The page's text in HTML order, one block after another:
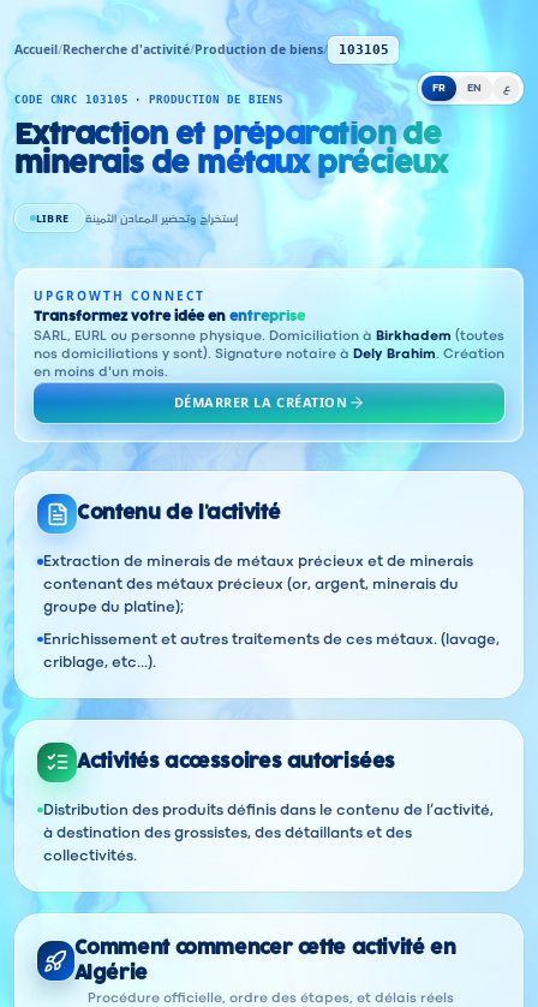
FR EN ع
Accueil/Recherche d'activité/Production de biens/ 103105
CODE CNRC 103105 · PRODUCTION DE BIENS
Extraction et préparation de
minerais de métaux précieux
LIBRE إستخراج وتحضير المعادن الثمينة
UPGROWTH CONNECT
Transformez votre idée en entreprise
SARL, EURL ou personne physique. Domiciliation à Birkhadem (toutes
nos domiciliations y sont). Signature notaire à Dely Brahim. Création
en moins d'un mois.
DÉMARRER LA CRÉATION
Contenu de l'activité
Extraction de minerais de métaux précieux et de minerais
contenant des métaux précieux (or, argent, minerais du
groupe du platine);
Enrichissement et autres traitements de ces métaux. (lavage,
criblage, etc...).
Activités accessoires autorisées
Distribution des produits définis dans le contenu de l’activité,
à destination des grossistes, des détaillants et des
collectivités.
Comment commencer cette activité en
Algérie
Procédure officielle, ordre des étapes, et délais réels